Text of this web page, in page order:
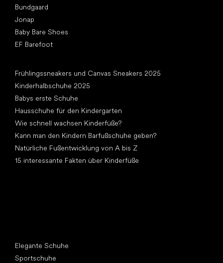
Bundgaard
Jonap
Baby Bare Shoes
EF Barefoot
Frühlingssneakers und Canvas Sneakers 2025
Kinderhalbschuhe 2025
Babys erste Schuhe
Hausschuhe für den Kindergarten
Wie schnell wachsen Kinderfüße?
Kann man den Kindern Barfußschuhe geben?
Natürliche Fußentwicklung von A bis Z
15 interessante Fakten über Kinderfüße
Elegante Schuhe
Sportschuhe